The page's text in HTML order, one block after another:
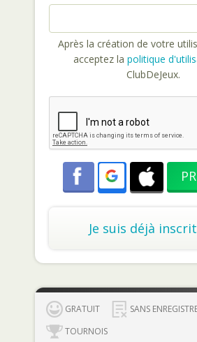
Après la création de votre
acceptez la politique
ClubDeJeux.
Je suis déjà
GRATUIT
SANS
TOURNOIS